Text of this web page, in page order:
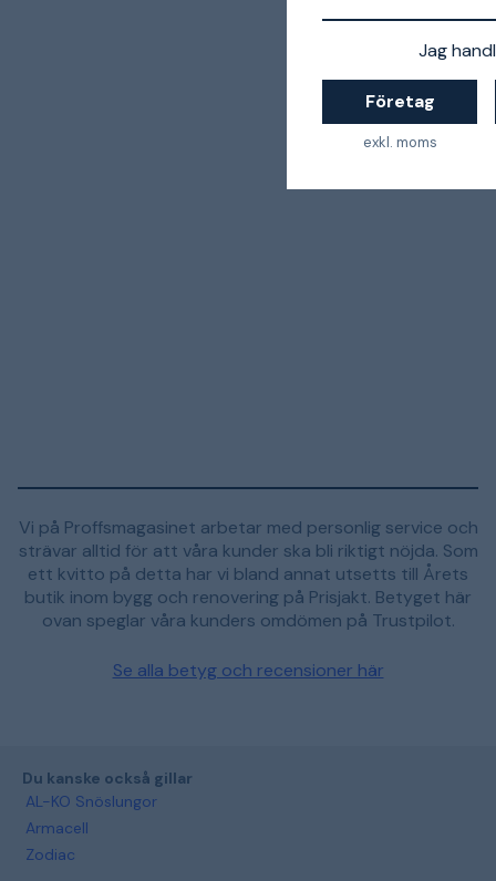
Jag
Företag
exkl. moms
Vi på Proffsmagasinet arbetar med personlig service och
strävar alltid för att våra kunder ska bli riktigt nöjda. Som
ett kvitto på detta har vi bland annat utsetts till Årets
butik inom bygg och renovering på Prisjakt. Betyget här
ovan speglar våra kunders omdömen på Trustpilot.
Se alla betyg och recensioner här
Du kanske också gillar
AL-KO Snöslungor
Armacell
Zodiac